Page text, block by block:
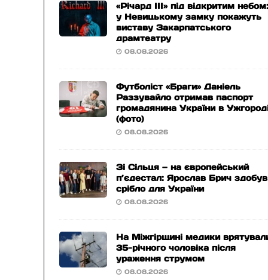
«Річард ІІІ» під відкритим
у Невицькому замку покажуть
виставу Закарпатського
драмтеатру
08.08.2026
Футболіст «Браги» Даніель
Раззувайло отримав паспорт
громадянина України в
(фото)
08.08.2026
Зі Сільця — на європейський
п’єдестал: Ярослав Брич здобув
срібло для України
08.08.2026
На Міжгірщині медики
35-річного чоловіка після
ураження струмом
08.08.2026